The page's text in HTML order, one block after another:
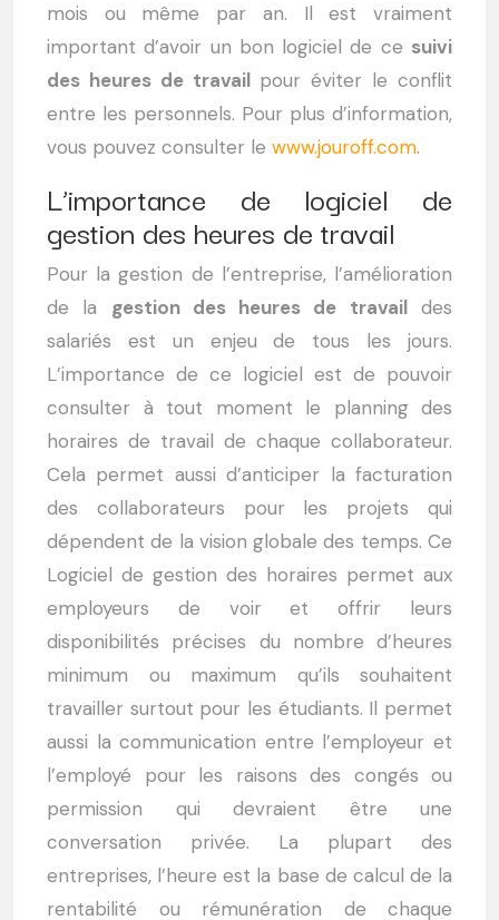
mois ou même par an. Il est vraiment
important d’avoir un bon logiciel de ce suivi
des heures de travailpour éviter le conflit
entre les personnels. Pour plus d’information,
vous pouvez consulter le www.jouroff.com.
L’importance de logiciel de
gestion des heures de travail
Pour la gestion de l’entreprise, l’amélioration
de la gestion des heures de travaildes
salariés est un enjeu de tous les jours.
L’importance de ce logiciel est de pouvoir
consulter à tout moment le planning des
horaires de travail de chaque collaborateur.
Cela permet aussi d’anticiper la facturation
des collaborateurs pour les projets qui
dépendent de la vision globale des temps. Ce
Logiciel de gestion des horaires permet aux
employeurs de voir et offrir leurs
disponibilités précises du nombre d’heures
minimum ou maximum qu’ils souhaitent
travailler surtout pour les étudiants. Il permet
aussi la communication entre l’employeur et
l’employé pour les raisons des congés ou
permission qui devraient être une
conversation privée. La plupart des
entreprises, l’heure est la base de calcul de la
rentabilité ou rémunération de chaque